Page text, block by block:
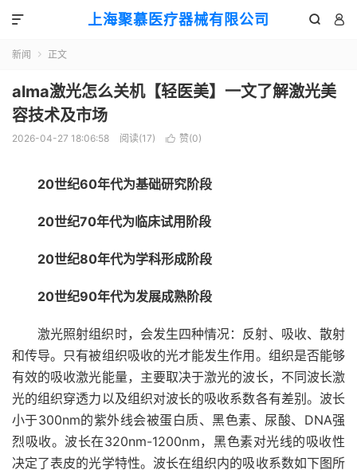
上海聚慕医疗器械有限公司  

新闻  正文
alma激光怎么关机【轻医美】一文了解激光美
容技术及市场
2026-04-27 18:06:58 阅读(17)  赞(0)
20世纪60年代为基础研究阶段
20世纪70年代为临床试用阶段
20世纪80年代为学科形成阶段
20世纪90年代为发展成熟阶段
激光照射组织时，会发生四种情况：反射、吸收、散射
和传导。只有被组织吸收的光才能发生作用。组织是否能够
有效的吸收激光能量，主要取决于激光的波长，不同波长激
光的组织穿透力以及组织对波长的吸收系数各有差别。波长
小于300nm的紫外线会被蛋白质、黑色素、尿酸、DNA强
烈吸收。波长在320nm-1200nm，黑色素对光线的吸收性
决定了表皮的光学特性。波长在组织内的吸收系数如下图所